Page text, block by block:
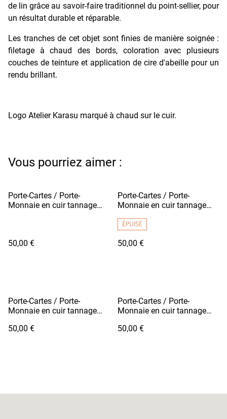
de lin grâce au savoir-faire traditionnel du point-sellier, pour
un résultat durable et réparable.
Les tranches de cet objet sont finies de manière soignée :
filetage à chaud des bords, coloration avec plusieurs
couches de teinture et application de cire d'abeille pour un
rendu brillant.
Logo Atelier Karasu marqué à chaud sur le cuir.
Vous pourriez aimer :
Porte-Cartes / Porte-
Monnaie en cuir tannage
50,00 €
Porte-Cartes / Porte-
Monnaie en cuir tannage
Foncé
ÉPUISÉ
50,00 €
Porte-Cartes / Porte-
Monnaie en cuir tannage
50,00 €
Porte-Cartes / Porte-
Monnaie en cuir tannage
50,00 €